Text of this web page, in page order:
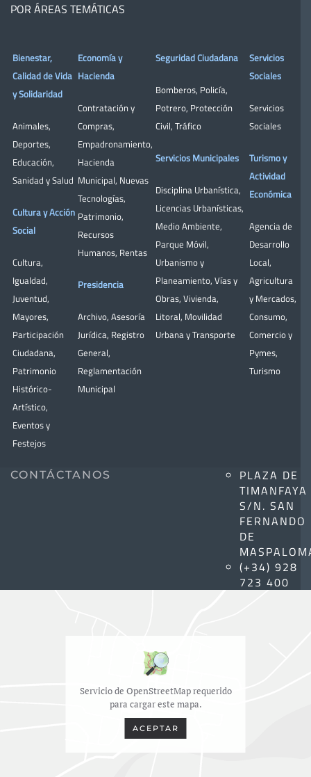
POR ÁREAS TEMÁTICAS
Bienestar,
Calidad de Vida
y Solidaridad
Animales,
Deportes,
Educación,
Sanidad y Salud
Cultura y Acción
Social
Cultura,
Igualdad,
Juventud,
Mayores,
Participación
Ciudadana,
Patrimonio
Histórico-
Artístico,
Eventos y
Festejos
Economía y
Hacienda
Contratación y
Compras,
Empadronamiento,
Hacienda
Municipal, Nuevas
Tecnologías,
Patrimonio,
Recursos
Humanos, Rentas
Presidencia
Archivo, Asesoría
Jurídica, Registro
General,
Reglamentación
Municipal
Seguridad Ciudadana
Bomberos, Policía,
Potrero, Protección
Civil, Tráfico
Servicios Municipales
Disciplina Urbanística,
Licencias Urbanísticas,
Medio Ambiente,
Parque Móvil,
Urbanismo y
Planeamiento, Vías y
Obras, Vivienda,
Litoral, Movilidad
Urbana y Transporte
Servicios
Sociales
Servicios
Sociales
Turismo y
Actividad
Económica
Agencia de
Desarrollo
Local,
Agricultura
y Mercados,
Consumo,
Comercio y
Pymes,
Turismo
CONTÁCTANOS
PLAZA DE
TIMANFAYA
S/N. SAN
FERNANDO
DE
(+34) 928
723 400
Servicio de OpenStreetMap requerido
para cargar este mapa.
ACEPTAR